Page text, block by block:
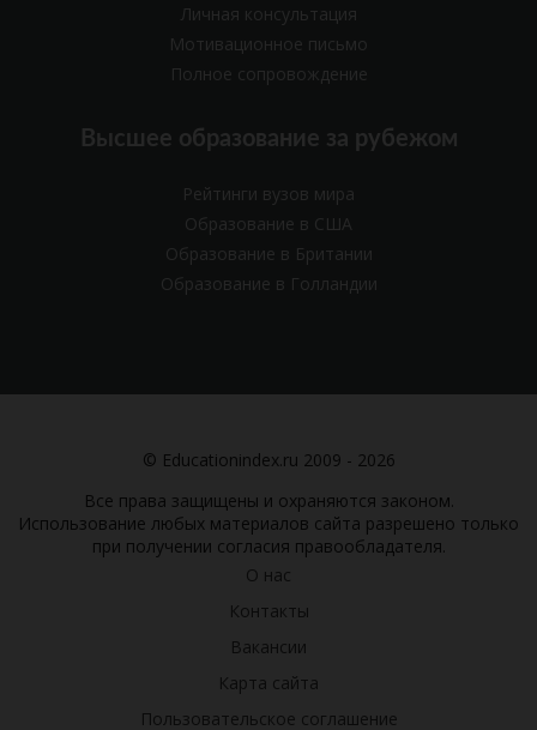
Личная консультация
Мотивационное письмо
Полное сопровождение
Высшее образование за рубежом
Рейтинги вузов мира
Образование в США
Образование в Британии
Образование в Голландии
© Educationindex.ru 2009 - 2026
Все права защищены и охраняются законом.
Использование любых материалов сайта разрешено только
при получении согласия правообладателя.
О нас
Контакты
Вакансии
Карта сайта
Пользовательское соглашение